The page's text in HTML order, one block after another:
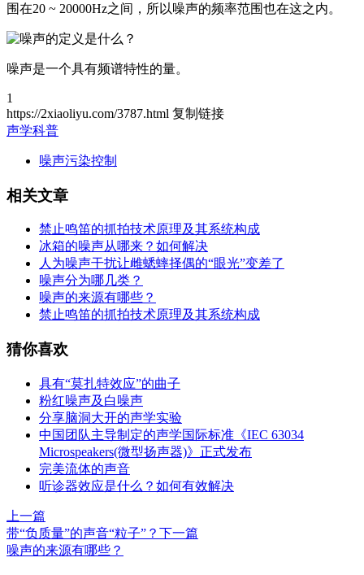
围在20 ~ 20000Hz之间，所以噪声的频率范围也在这之内。
噪声是一个具有频谱特性的量。
1
https://2xiaoliyu.com/3787.html 复制链接
声学科普
噪声污染控制
相关文章
禁止鸣笛的抓拍技术原理及其系统构成
冰箱的噪声从哪来？如何解决
人为噪声干扰让雌蟋蟀择偶的“眼光”变差了
噪声分为哪几类？
噪声的来源有哪些？
禁止鸣笛的抓拍技术原理及其系统构成
猜你喜欢
具有“莫扎特效应”的曲子
粉红噪声及白噪声
分享脑洞大开的声学实验
中国团队主导制定的声学国际标准《IEC 63034
Microspeakers(微型扬声器)》正式发布
完美流体的声音
听诊器效应是什么？如何有效解决
上一篇
带“负质量”的声音“粒子”？ 下一篇
噪声的来源有哪些？